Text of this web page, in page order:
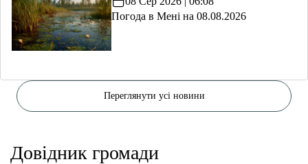
Погода в Мені на 08.08.2026
Переглянути усі новини
Довідник громади